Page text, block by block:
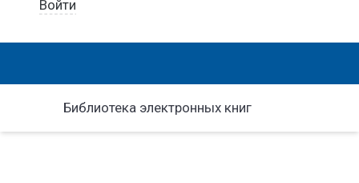
Войти
Библиотека электронных книг